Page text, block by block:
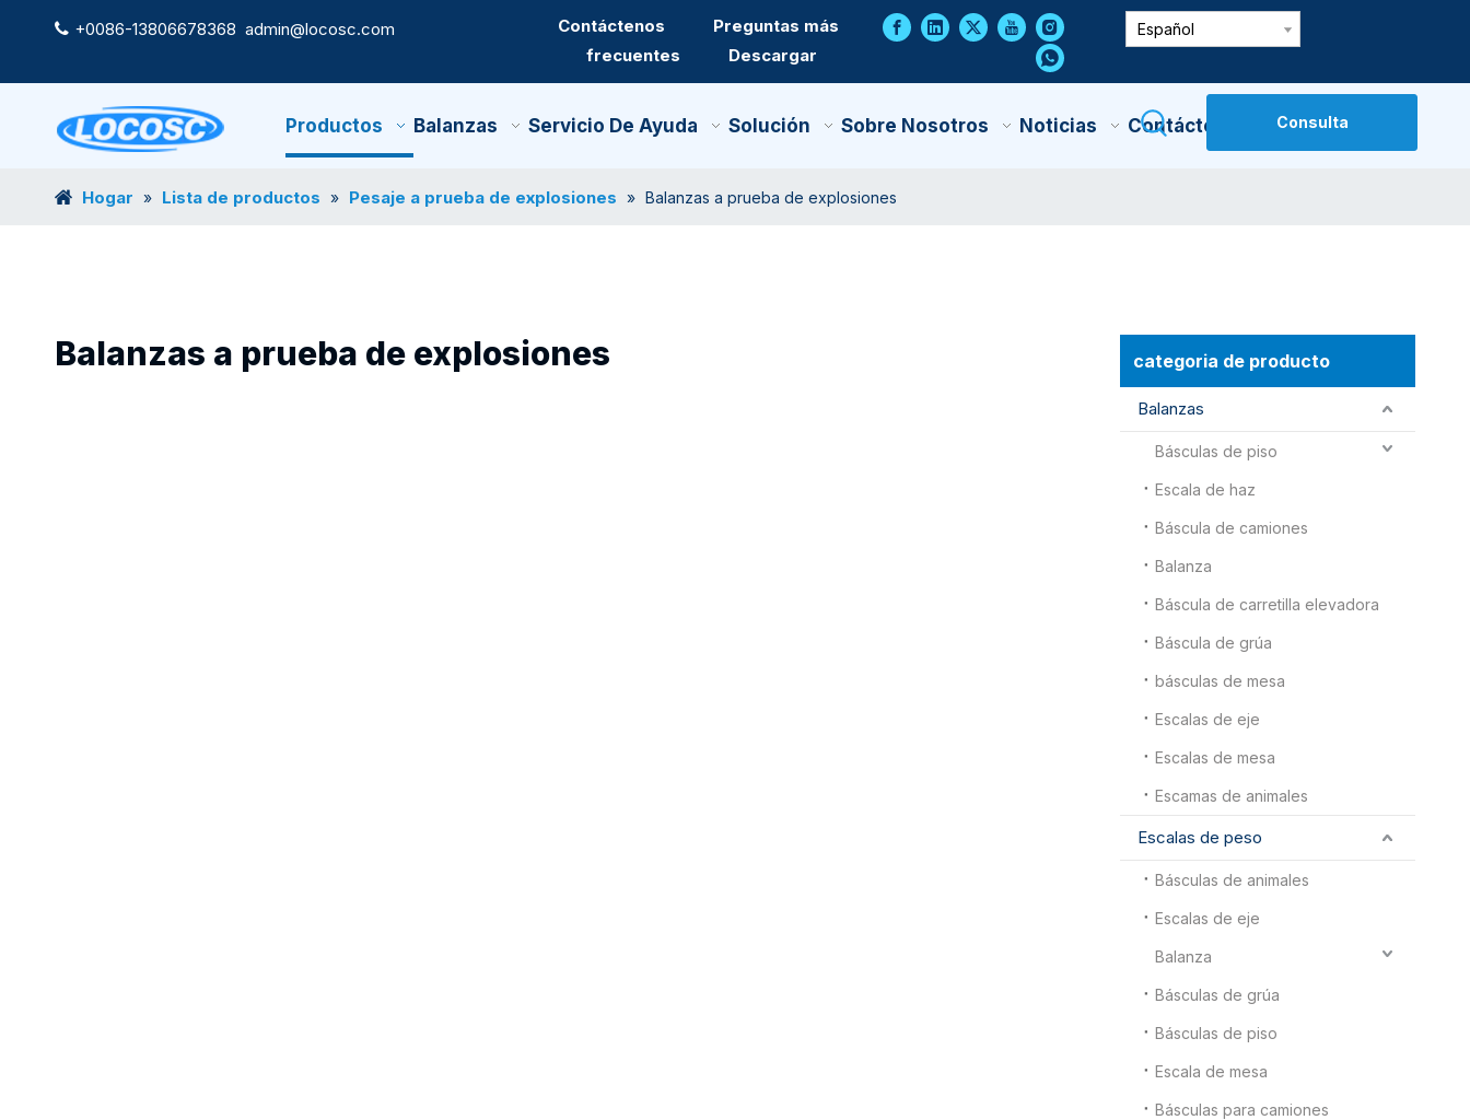
 +0086-13806678368 admin@locosc.com Contáctenos
Preguntas más
frecuentes
Descargar
Español
Productos Balanzas Servicio De Ayuda Solución Sobre Nosotros Noticias Contáctenos Consulta
Hogar » Lista de productos » Pesaje a prueba de explosiones » Balanzas a prueba de explosiones
Balanzas a prueba de explosiones categoria de producto
Balanzas
Básculas de piso
Escala de haz
Báscula de camiones
Balanza
Báscula de carretilla elevadora
Báscula de grúa
básculas de mesa
Escalas de eje
Escalas de mesa
Escamas de animales
Escalas de peso
Básculas de animales
Escalas de eje
Balanza
Básculas de grúa
Básculas de piso
Escala de mesa
Básculas para camiones